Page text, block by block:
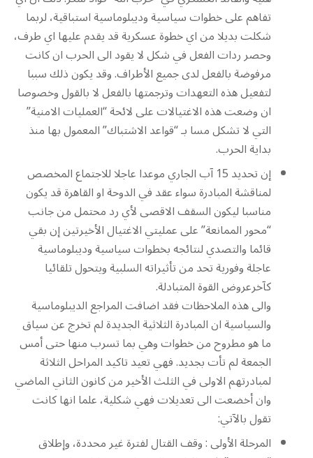
تفاهم على خطوات سياسية وديبلوماسية استباقية، لربما
شكلت بديلا من اي خطوة عسكرية قد يقدم عليها اي طرف،
وحصر ردات الفعل في شكل لا يقود الى الحرب ان كانت
مرفوضة بالفعل لدى جميع الأطراف. وقد يكون ذلك سببا
لتفعيل هذه التعهدات وترجمتها بالفعل لا بالقول وخصوصا
ان وضعت هذه الاغتيالات على لائحة “العمليات الامنية”
التي لا تشكل مسا بـ “قواعد الاشتباك” المعمول بها منذ
بداية الحرب.
إن تحديد 15 آب الجاري موعدا عاجلا للاجتماع المخصص
لمناقشة المبادرة سواء عقد في الدوحة او القاهرة قد يكون
مناسبا ليكون السقف الاقصى لأي رد محتمل من جانب
“محور الممانعة” على عمليتي الاغتيال الأخيرتين إن بقي
قائما والتصدي لنتائجه بخطوات سياسية وديبلوماسية
عاجلة وفورية تحد من تأثيراته السلبية ويتحول تلقائيا
كآخرعروض القوة المتبادلة.
والى هذه الملاحظات فقد اضافت المراجع الديبلوماسية
والسياسية ان المبادرة الثلاثية الجديدة لم تخرج عن سياق
ما هو مطروح من خطوات وهي بما تسرب منها حتى أمس
الجمعة لم تأت بجديد. فهي تعيد تاكيد المراحل الثلاثة
لمبادرتهم الاولى في الثلث الأخير من كانون الثاني الماضي
وان أخضعت الى تعديلات فهي شكلية، علما انها كانت
تقول بالآتي:
المرحلة الأولى : وقف القتال لفترة غير محددة، وإطلاق